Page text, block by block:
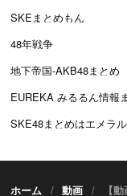
SKEまとめもん
48年戦争
地下帝国-AKB48まとめ
EUREKA みるるん情報
ホーム 動画 【